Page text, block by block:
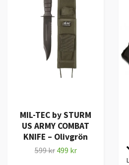
MIL-TEC by STURM
US ARMY COMBAT
KNIFE – Olivgrön
599 kr 499 kr